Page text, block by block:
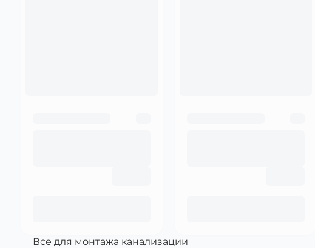
Все для монтажа канализации